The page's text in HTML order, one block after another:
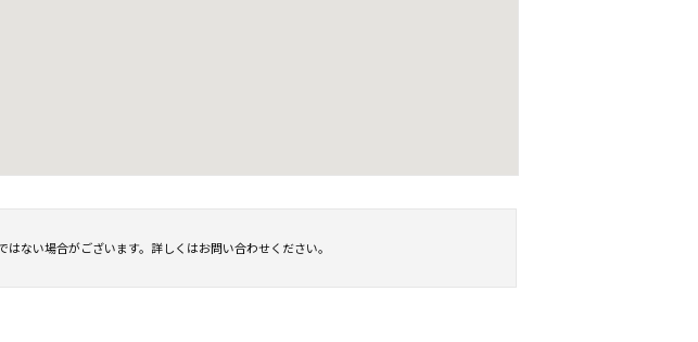
ない場合がございます。詳しくはお問い合わせください。